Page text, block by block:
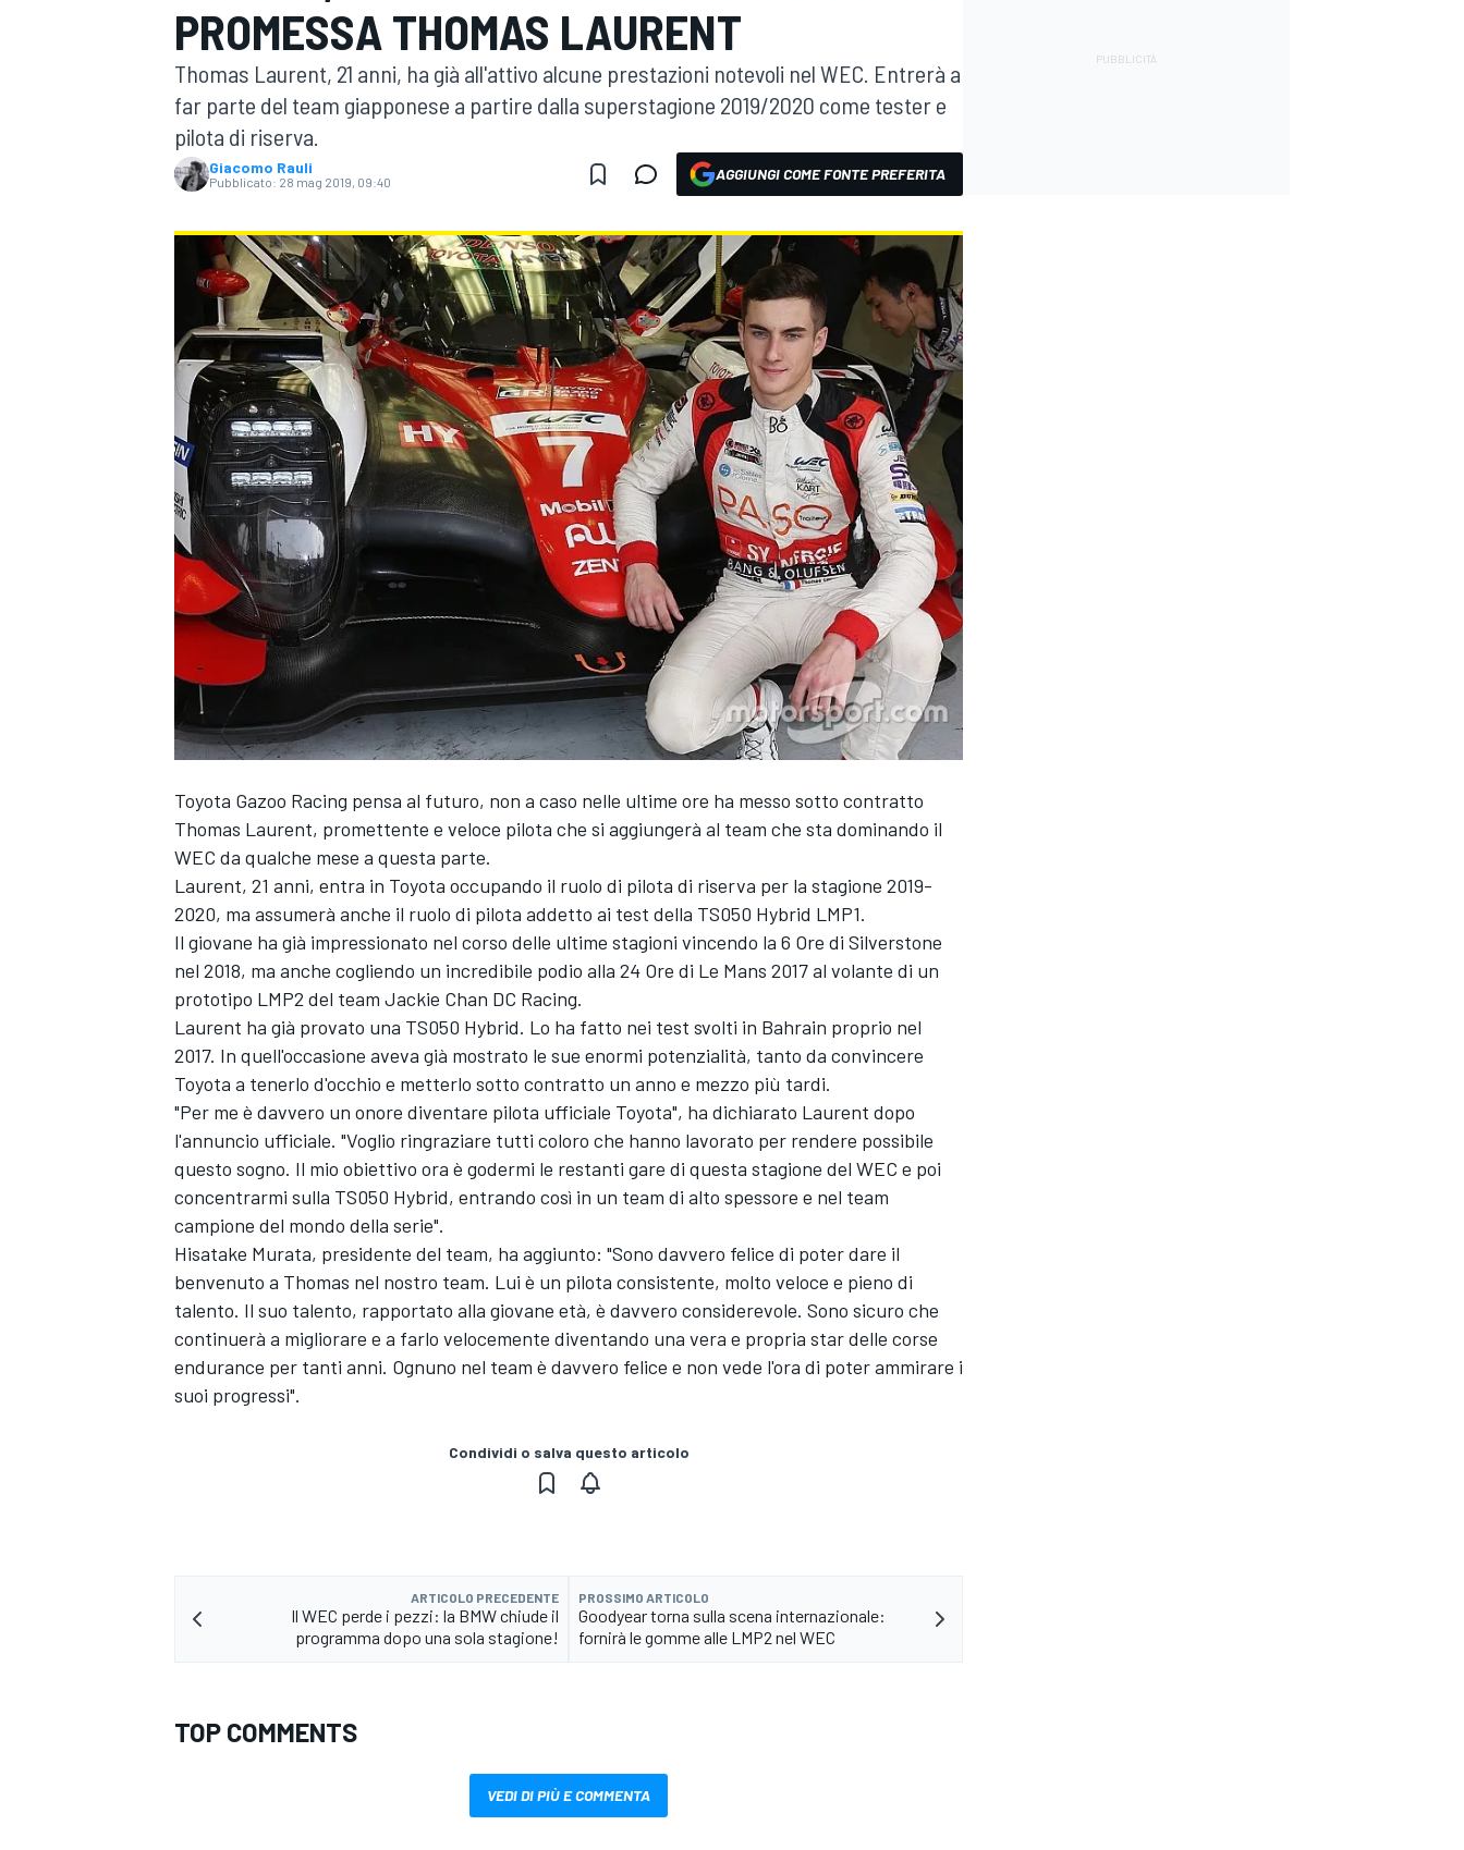
MOTOGP WEC
WRC
MONOPOSTO
PROMESSA THOMAS LAURENT
Thomas Laurent, 21 anni, ha già all'attivo alcune prestazioni notevoli nel WEC. Entrerà a
far parte del team giapponese a partire dalla superstagione 2019/2020 come tester e
pilota di riserva.
Giacomo Rauli
Pubblicato: 28 mag 2019, 09:40 AGGIUNGI COME FONTE PREFERITA
Toyota Gazoo Racing pensa al futuro, non a caso nelle ultime ore ha messo sotto contratto
Thomas Laurent, promettente e veloce pilota che si aggiungerà al team che sta dominando il
WEC da qualche mese a questa parte.
Laurent, 21 anni, entra in Toyota occupando il ruolo di pilota di riserva per la stagione 2019-
2020, ma assumerà anche il ruolo di pilota addetto ai test della TS050 Hybrid LMP1.
Il giovane ha già impressionato nel corso delle ultime stagioni vincendo la 6 Ore di Silverstone
nel 2018, ma anche cogliendo un incredibile podio alla 24 Ore di Le Mans 2017 al volante di un
prototipo LMP2 del team Jackie Chan DC Racing.
Laurent ha già provato una TS050 Hybrid. Lo ha fatto nei test svolti in Bahrain proprio nel
2017. In quell'occasione aveva già mostrato le sue enormi potenzialità, tanto da convincere
Toyota a tenerlo d'occhio e metterlo sotto contratto un anno e mezzo più tardi.
"Per me è davvero un onore diventare pilota ufficiale Toyota", ha dichiarato Laurent dopo
l'annuncio ufficiale. "Voglio ringraziare tutti coloro che hanno lavorato per rendere possibile
questo sogno. Il mio obiettivo ora è godermi le restanti gare di questa stagione del WEC e poi
concentrarmi sulla TS050 Hybrid, entrando così in un team di alto spessore e nel team
campione del mondo della serie".
Hisatake Murata, presidente del team, ha aggiunto: "Sono davvero felice di poter dare il
benvenuto a Thomas nel nostro team. Lui è un pilota consistente, molto veloce e pieno di
talento. Il suo talento, rapportato alla giovane età, è davvero considerevole. Sono sicuro che
continuerà a migliorare e a farlo velocemente diventando una vera e propria star delle corse
endurance per tanti anni. Ognuno nel team è davvero felice e non vede l'ora di poter ammirare i
suoi progressi".
Condividi o salva questo articolo
ARTICOLO PRECEDENTE
Il WEC perde i pezzi: la BMW chiude il
programma dopo una sola stagione!
PROSSIMO ARTICOLO
Goodyear torna sulla scena internazionale:
fornirà le gomme alle LMP2 nel WEC
TOP COMMENTS
VEDI DI PIÙ E COMMENTA